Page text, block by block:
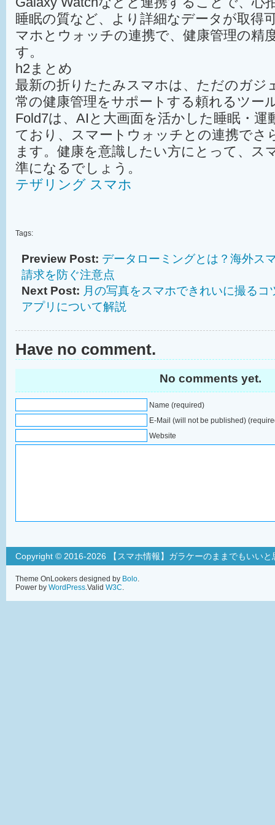
睡眠の質など、より詳細なデータが取得
マホとウォッチの連携で、健康管理の精
す。
h2まとめ
最新の折りたたみスマホは、ただのガジ
常の健康管理をサポートする頼れるツー
Fold7は、AIと大画面を活かした睡眠・運
ており、スマートウォッチとの連携でさ
ます。健康を意識したい方にとって、ス
準になるでしょう。
テザリング スマホ
Tags:
Preview Post: データローミングとは？海外ス
請求を防ぐ注意点
Next Post: 月の写真をスマホできれいに撮る
アプリについて解説
Have no comment.
No comments yet.
Name (required)
E-Mail (will not be published)
Website
Copyright © 2016-2026 【スマホ情報】ガラケーのままでもいいと
Theme OnLookers designed by Bolo.
Power by WordPress.Valid W3C.